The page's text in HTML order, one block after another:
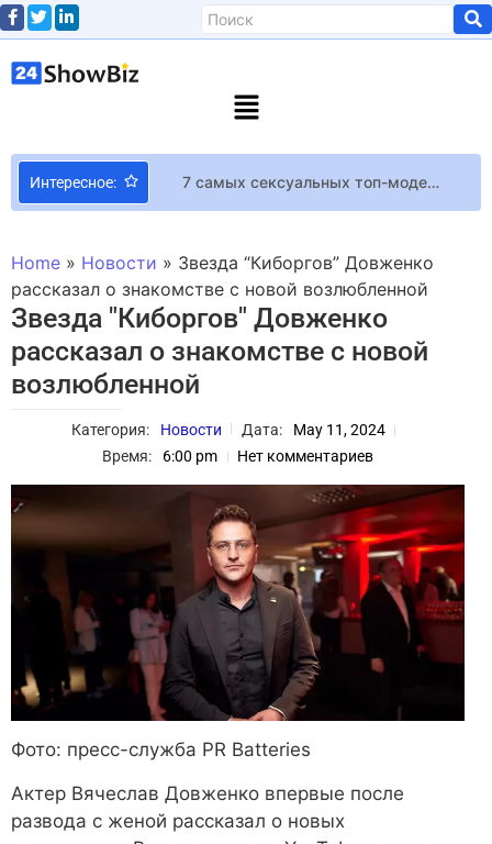
Интересное:
7 самых сексуальных топ-моделей в купальниках
Директор Fallout New Vegas объяснил, почему коготь смерти у Карьера намеренно сносит вам голову
Настоящая жизнь средневековой принцессы в трейлере адвенчуры Elflock
Home » Новости » Звезда “Киборгов” Довженко
рассказал о знакомстве с новой возлюбленной
Звезда "Киборгов" Довженко
рассказал о знакомстве с новой
возлюбленной
Категория: Новости Дата:
May 11, 2024
Время:
6:00 pm Нет комментариев
Фото: пресс-служба PR Batteries
Актер Вячеслав Довженко впервые после
развода с женой рассказал о новых